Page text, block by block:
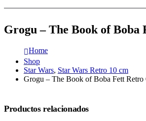
Grogu – The Book of
Home
Shop
Star Wars, Star Wars Retro 10 cm
Grogu – The Book of Boba Fett
Productos relacionados